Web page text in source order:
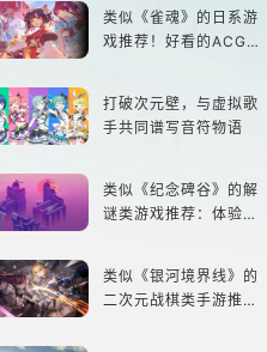
类似《雀魂》的日系游
戏推荐！好看的ACG看
打破次元壁，与虚拟歌
手共同谱写音符物语
类似《纪念碑谷》的解
谜类游戏推荐：体验沉
类似《银河境界线》的
二次元战棋类手游推